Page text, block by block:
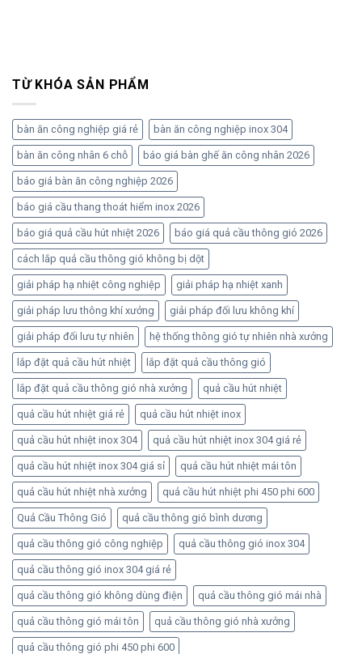
TỪ KHÓA SẢN PHẨM
bàn ăn công nghiệp giá rẻ bàn ăn công nghiệp inox 304
bàn ăn công nhân 6 chỗ báo giá bàn ghế ăn công nhân 2026
báo giá bàn ăn công nghiệp 2026
báo giá cầu thang thoát hiểm inox 2026
báo giá quả cầu hút nhiệt 2026 báo giá quả cầu thông gió 2026
cách lắp quả cầu thông gió không bị dột
giải pháp hạ nhiệt công nghiệp giải pháp hạ nhiệt xanh
giải pháp lưu thông khí xưởng giải pháp đối lưu không khí
giải pháp đối lưu tự nhiên hệ thống thông gió tự nhiên nhà xưởng
lắp đặt quả cầu hút nhiệt lắp đặt quả cầu thông gió
lắp đặt quả cầu thông gió nhà xưởng quả cầu hút nhiệt
quả cầu hút nhiệt giá rẻ quả cầu hút nhiệt inox
quả cầu hút nhiệt inox 304 quả cầu hút nhiệt inox 304 giá rẻ
quả cầu hút nhiệt inox 304 giá sỉ quả cầu hút nhiệt mái tôn
quả cầu hút nhiệt nhà xưởng quả cầu hút nhiệt phi 450 phi 600
Quả Cầu Thông Gió quả cầu thông gió bình dương
quả cầu thông gió công nghiệp quả cầu thông gió inox 304
quả cầu thông gió inox 304 giá rẻ
quả cầu thông gió không dùng điện quả cầu thông gió mái nhà
quả cầu thông gió mái tôn quả cầu thông gió nhà xưởng
quả cầu thông gió phi 450 phi 600